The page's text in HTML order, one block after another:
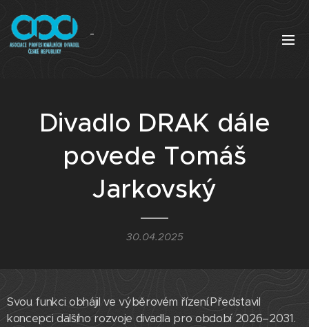
Divadlo DRAK dále
povede Tomáš
Jarkovský
30.04.2025
Svou funkci obhájil ve výběrovém řízení.Představil
koncepci dalšího rozvoje divadla pro období 2026–2031.